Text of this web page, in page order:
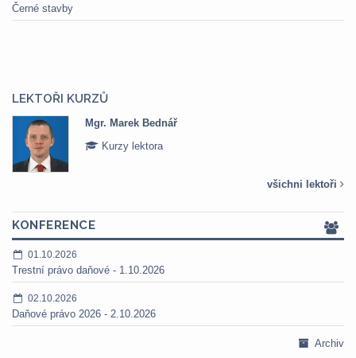
Černé stavby
LEKTOŘI KURZŮ
Mgr. Marek Bednář
Kurzy lektora
všichni lektoři
KONFERENCE
01.10.2026
Trestní právo daňové - 1.10.2026
02.10.2026
Daňové právo 2026 - 2.10.2026
Archiv